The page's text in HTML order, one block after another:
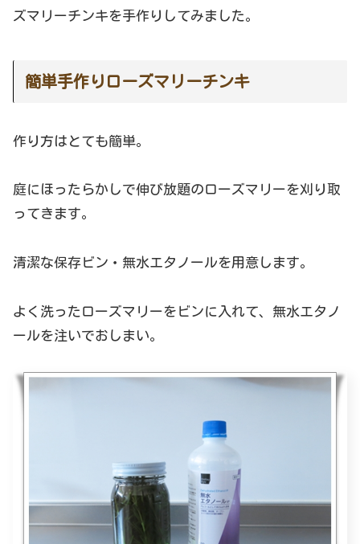
ズマリーチンキを手作りしてみました。
簡単手作りローズマリーチンキ
作り方はとても簡単。
庭にほったらかしで伸び放題のローズマリーを刈り取
ってきます。
清潔な保存ビン・無水エタノールを用意します。
よく洗ったローズマリーをビンに入れて、無水エタノ
ールを注いでおしまい。